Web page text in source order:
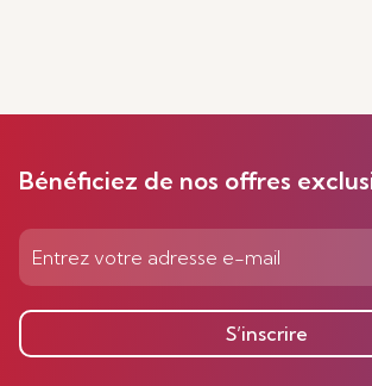
Bénéficiez de nos offres
S’inscrire